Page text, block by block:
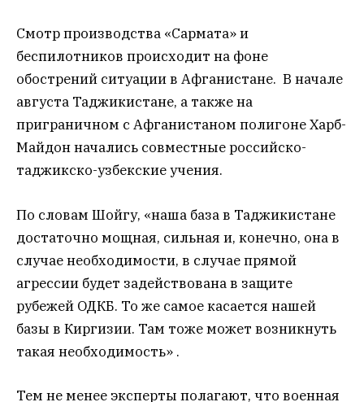
Смотр производства «Сармата» и
беспилотников происходит на фоне
обострений ситуации в Афганистане. В начале
августа Таджикистане, а также на
приграничном с Афганистаном полигоне Харб-
Майдон начались совместные российско-
таджикско-узбекские учения.
По словам Шойгу, «наша база в Таджикистане
достаточно мощная, сильная и, конечно, она в
случае необходимости, в случае прямой
агрессии будет задействована в защите
рубежей ОДКБ. То же самое касается нашей
базы в Киргизии. Там тоже может возникнуть
такая необходимость» .
Тем не менее эксперты полагают, что военная